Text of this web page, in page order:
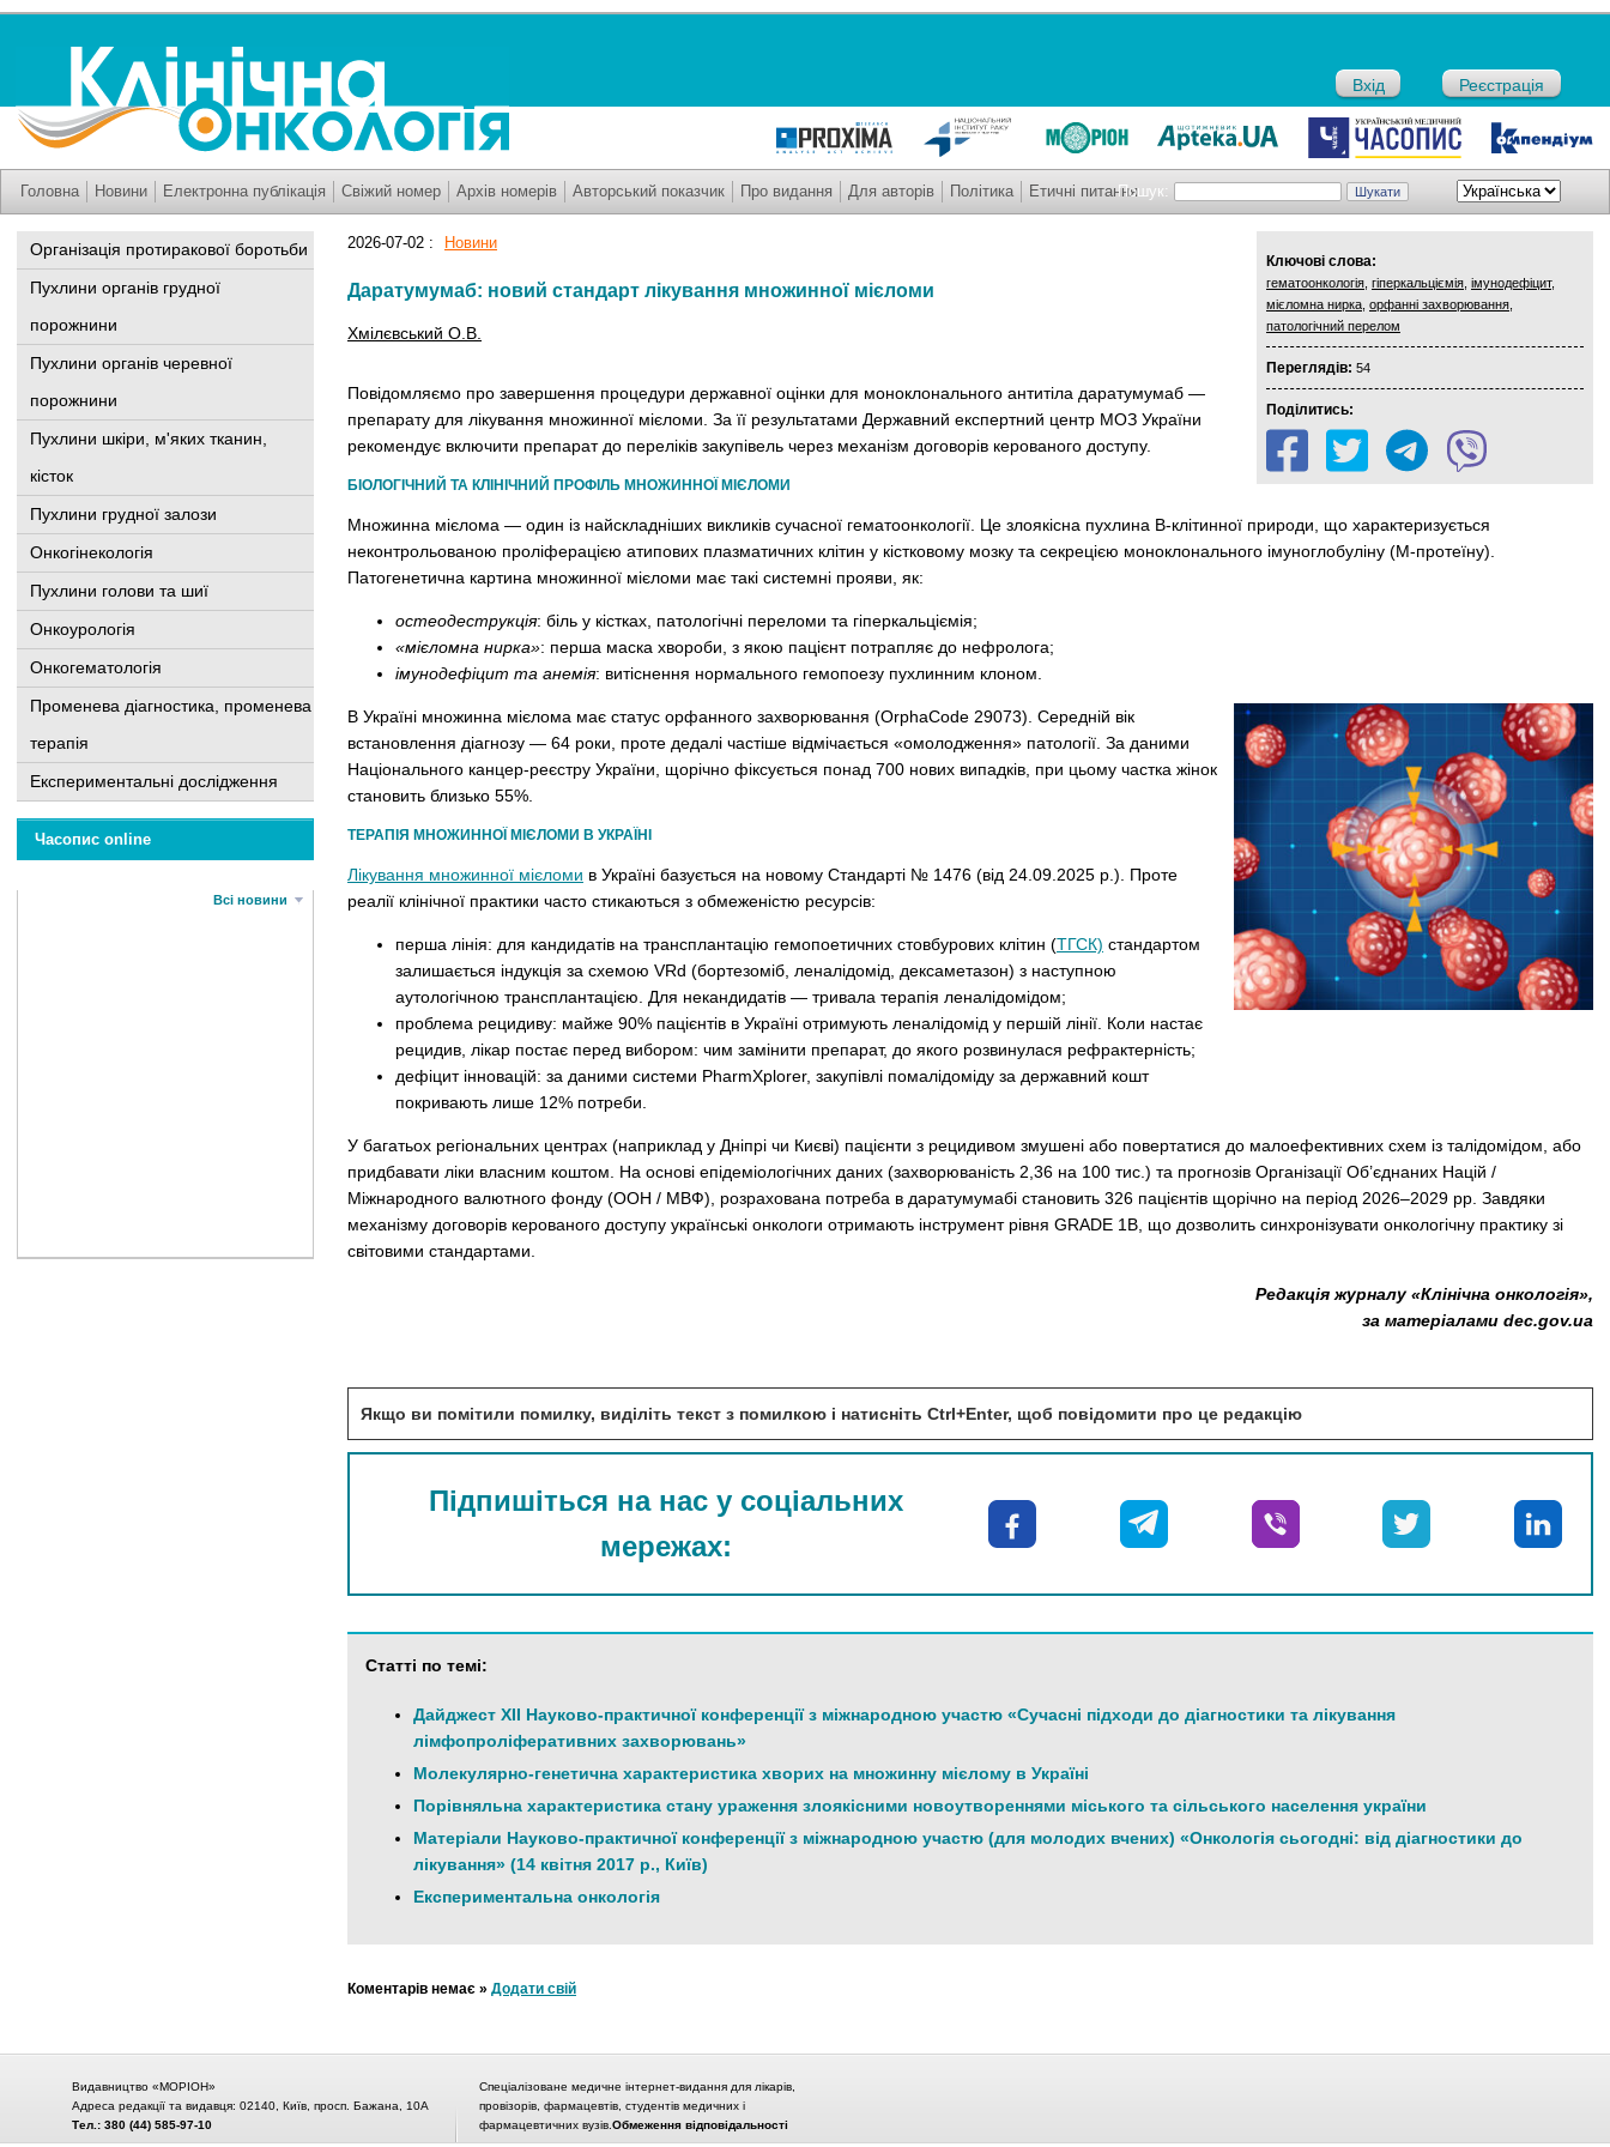
Вхід Реєстрація
Пошук:
Головна Новини Електронна публікація Свіжий номер Архів номерів Авторський показчик Про видання Для авторів Політика Етичні питання
Організація протиракової боротьби
Пухлини органів грудної
порожнини
Пухлини органів черевної
порожнини
Пухлини шкіри, м'яких тканин,
кісток
Пухлини грудної залози
Онкогінекологія
Пухлини голови та шиї
Онкоурологія
Онкогематологія
Променева діагностика, променева
терапія
Експериментальні дослідження
Часопис online
Всі новини
Ключові слова:
гематоонкологія гіперкальціємія імунодефіцит,
мієломна нирка орфанні захворювання
патологічний перелом
Переглядів: 54
Поділитись:
2026-07-02 : Новини
Даратумумаб: новий стандарт лікування множинної мієломи
Хмілєвський О.В.
Повідомляємо про завершення процедури державної оцінки для моноклонального антитіла даратумумаб —
препарату для лікування множинної мієломи. За її результатами Державний експертний центр МОЗ України
рекомендує включити препарат до переліків закупівель через механізм договорів керованого доступу.
БІОЛОГІЧНИЙ ТА КЛІНІЧНИЙ ПРОФІЛЬ МНОЖИННОЇ МІЄЛОМИ
Множинна мієлома — один із найскладніших викликів сучасної гематоонкології. Це злоякісна пухлина B-клітинної природи, що характеризується
неконтрольованою проліферацією атипових плазматичних клітин у кістковому мозку та секрецією моноклонального імуноглобуліну (М-протеїну).
Патогенетична картина множинної мієломи має такі системні прояви, як:
остеодеструкція: біль у кістках, патологічні переломи та гіперкальціємія;
«мієломна нирка»: перша маска хвороби, з якою пацієнт потрапляє до нефролога;
імунодефіцит та анемія: витіснення нормального гемопоезу пухлинним клоном.
В Україні множинна мієлома має статус орфанного захворювання (OrphaCode 29073). Середній вік
встановлення діагнозу — 64 роки, проте дедалі частіше відмічається «омолодження» патології. За даними
Національного канцер-реєстру України, щорічно фіксується понад 700 нових випадків, при цьому частка жінок
становить близько 55%.
ТЕРАПІЯ МНОЖИННОЇ МІЄЛОМИ В УКРАЇНІ
Лікування множинної мієломи в Україні базується на новому Стандарті № 1476 (від 24.09.2025 р.). Проте
реалії клінічної практики часто стикаються з обмеженістю ресурсів:
перша лінія: для кандидатів на трансплантацію гемопоетичних стовбурових клітин (ТГСК) стандартом
залишається індукція за схемою VRd (бортезоміб, леналідомід, дексаметазон) з наступною
аутологічною трансплантацією. Для некандидатів — тривала терапія леналідомідом;
проблема рецидиву: майже 90% пацієнтів в Україні отримують леналідомід у першій лінії. Коли настає
рецидив, лікар постає перед вибором: чим замінити препарат, до якого розвинулася рефрактерність;
дефіцит інновацій: за даними системи PharmXplorer, закупівлі помалідоміду за державний кошт
покривають лише 12% потреби.
У багатьох регіональних центрах (наприклад у Дніпрі чи Києві) пацієнти з рецидивом змушені або повертатися до малоефективних схем із талідомідом, або
придбавати ліки власним коштом. На основі епідеміологічних даних (захворюваність 2,36 на 100 тис.) та прогнозів Організації Об’єднаних Націй /
Міжнародного валютного фонду (ООН / МВФ), розрахована потреба в даратумумабі становить 326 пацієнтів щорічно на період 2026–2029 рр. Завдяки
механізму договорів керованого доступу українські онкологи отримають інструмент рівня GRADE 1B, що дозволить синхронізувати онкологічну практику зі
світовими стандартами.
Редакція журналу «Клінічна онкологія»,
за матеріалами dec.gov.ua
Якщо ви помітили помилку, виділіть текст з помилкою і натисніть Ctrl+Enter, щоб повідомити про це редакцію
Підпишіться на нас у соціальних
мережах:
Статті по темі:
Дайджест XII Науково-практичної конференції з міжнародною участю «Сучасні підходи до діагностики та лікування
лімфопроліферативних захворювань»
Молекулярно-генетична характеристика хворих на множинну мієлому в Україні
Порівняльна характеристика стану ураження злоякісними новоутвореннями міського та сільського населення україни
Матеріали Науково-практичної конференції з міжнародною участю (для молодих вчених) «Онкологія сьогодні: від діагностики до
лікування» (14 квітня 2017 р., Київ)
Експериментальна онкологія
Коментарів немає » Додати свій
Видавництво «МОРІОН»
Адреса редакції та видавця: 02140, Київ, просп. Бажана, 10А
Тел.: 380 (44) 585-97-10
Спеціалізоване медичне інтернет-видання для лікарів,
провізорів, фармацевтів, студентів медичних і
фармацевтичних вузів. Обмеження відповідальності